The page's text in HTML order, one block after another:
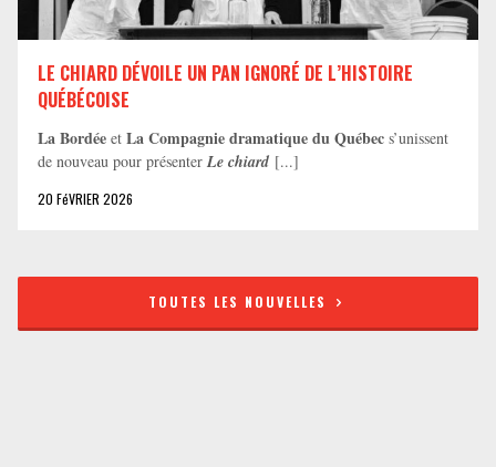
LE CHIARD DÉVOILE UN PAN IGNORÉ DE L’HISTOIRE
QUÉBÉCOISE
La Bordée et La Compagnie dramatique du Québec s’unissent
de nouveau pour présenter Le chiard [...]
20 FéVRIER 2026
TOUTES LES NOUVELLES